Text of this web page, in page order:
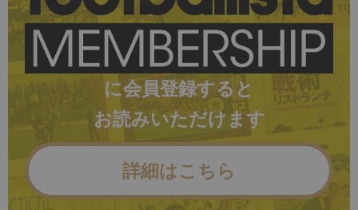
に会員登録すると
お読みいただけます
詳細はこちら